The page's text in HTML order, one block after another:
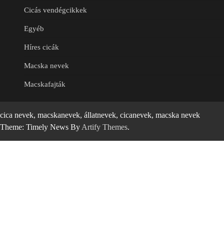
Cicás vendégcikkek
Egyéb
Híres cicák
Macska nevek
Macskafajták
cica nevek, macskanevek, állatnevek, cicanevek, macska nevek
Theme: Timely News By Artify Themes.